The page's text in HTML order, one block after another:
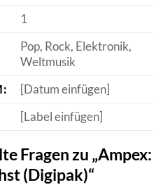
1
Pop, Rock, Elektronik,
Weltmusik
[Datum einfügen]
[Label einfügen]
Fragen zu „Ampex:
(Digipak)“